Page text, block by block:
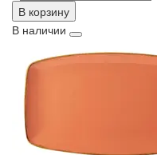
В корзину
В наличии